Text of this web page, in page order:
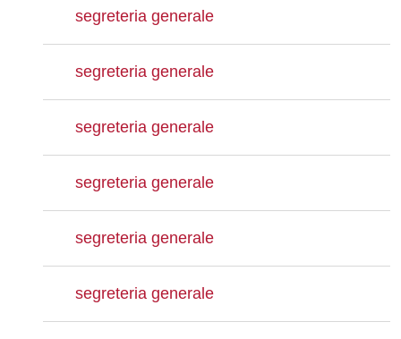
segreteria generale
segreteria generale
segreteria generale
segreteria generale
segreteria generale
segreteria generale